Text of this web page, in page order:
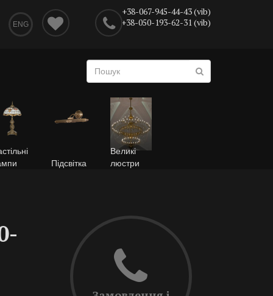
ENG
+38-067-945-44-43 (vib)
+38-050-193-62-31 (vib)
Підсвітка
Великі
люстри